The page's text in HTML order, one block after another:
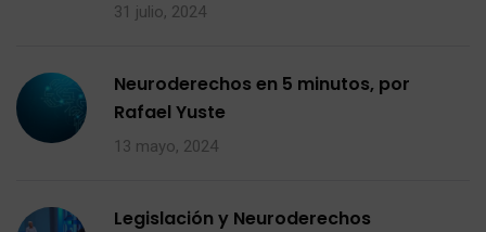
31 julio, 2024
Neuroderechos en 5 minutos, por
Rafael Yuste
13 mayo, 2024
Legislación y Neuroderechos